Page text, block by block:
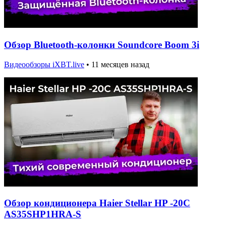
Обзор Bluetooth-колонки Soundcore Boom 3i
Видеообзоры iXBT.live • 11 месяцев назад
Обзор кондиционера Haier Stellar HP -20C
AS35SHP1HRA-S